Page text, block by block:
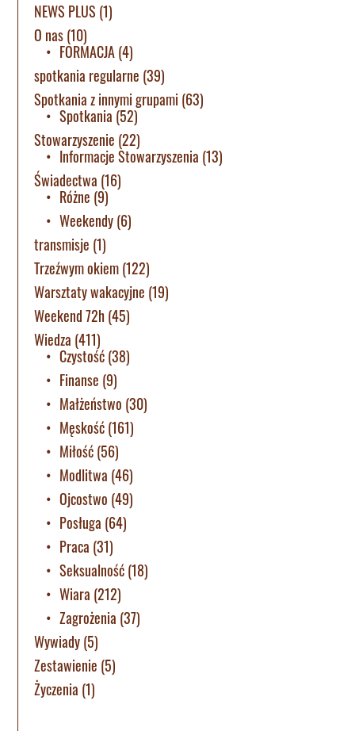
NEWS PLUS (1)
O nas(10)
FORMACJA(4)
spotkania regularne (39)
Spotkania z innymi grupami (63)
Spotkania (52)
Stowarzyszenie (22)
Informacje Stowarzyszenia (13)
Świadectwa (16)
Różne (9)
Weekendy(6)
transmisje (1)
Trzeźwym okiem(122)
Warsztaty wakacyjne (19)
Weekend 72h(45)
Wiedza (411)
Czystość(38)
Finanse (9)
Małżeństwo (30)
Męskość(161)
Miłość(56)
Modlitwa (46)
Ojcostwo (49)
Posługa (64)
Praca (31)
Seksualność(18)
Wiara (212)
Zagrożenia (37)
Wywiady(5)
Zestawienie (5)
Życzenia (1)